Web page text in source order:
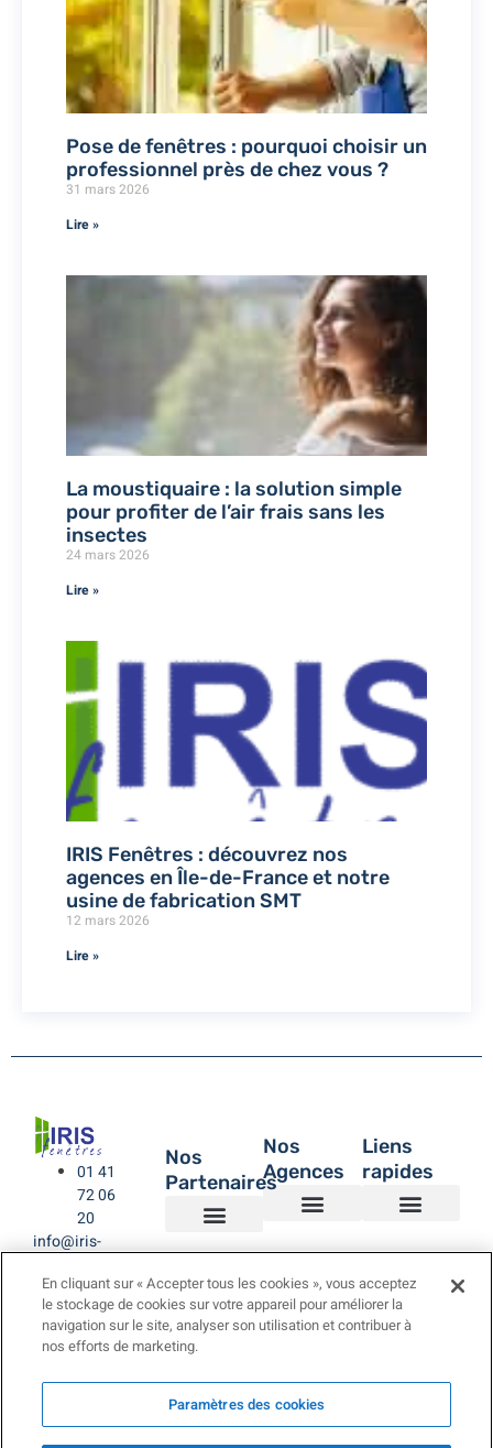
Pose de fenêtres : pourquoi choisir un
professionnel près de chez vous ?
31 mars 2026
Lire »
La moustiquaire : la solution simple
pour profiter de l’air frais sans les
insectes
24 mars 2026
Lire »
IRIS Fenêtres : découvrez nos
agences en Île-de-France et notre
usine de fabrication SMT
12 mars 2026
Lire »
01 41
72 06
20
info@iris-
Nos
Partenaires
Nos
Agences
Liens
rapides
En cliquant sur « Accepter tous les cookies », vous acceptez
le stockage de cookies sur votre appareil pour améliorer la
navigation sur le site, analyser son utilisation et contribuer à
nos efforts de marketing.
Paramètres des cookies